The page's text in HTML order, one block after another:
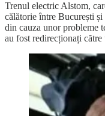
Trenul electric Alstom,
călătorie între București
din cauza unor probleme
au fost redirecționați